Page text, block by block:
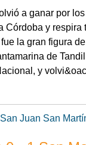
a ganar por
Córdoba y
la gran figura
de
y
San Juan San